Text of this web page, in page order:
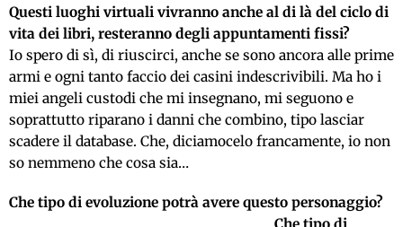
Questi luoghi virtuali vivranno anche al di là del ciclo di
vita dei libri, resteranno degli appuntamenti fissi?
Io spero di sì, di riuscirci, anche se sono ancora alle prime
armi e ogni tanto faccio dei casini indescrivibili. Ma ho i
miei angeli custodi che mi insegnano, mi seguono e
soprattutto riparano i danni che combino, tipo lasciar
scadere il database. Che, diciamocelo francamente, io non
so nemmeno che cosa sia…
Che tipo di evoluzione potrà avere questo personaggio?